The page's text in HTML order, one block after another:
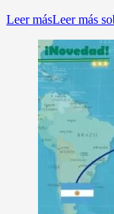
Leer másLeer más